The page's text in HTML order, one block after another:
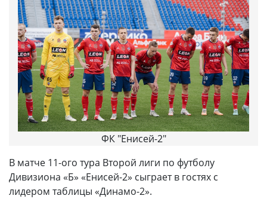
ФК "Енисей-2"
В матче 11-ого тура Второй лиги по футболу
Дивизиона «Б» «Енисей-2» сыграет в гостях с
лидером таблицы «Динамо-2».